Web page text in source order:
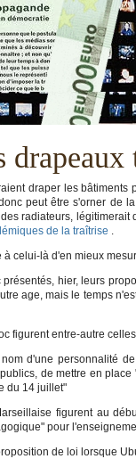
drapeaux
draper les
peut être s'orner de
radiateurs,
de la traîtrise .
celui-là d'en mieux
hier, leurs
age, mais le temps
figurent entre-autre
d'une personnalité
de mettre en
du 14 juillet"
figurent au
pour
de loi lorsque